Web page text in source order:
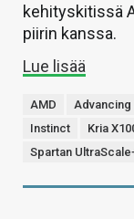
kehityskitissä
piirin kanssa.
Lue lisää
AMD Advancing
Instinct
Kria
Spartan